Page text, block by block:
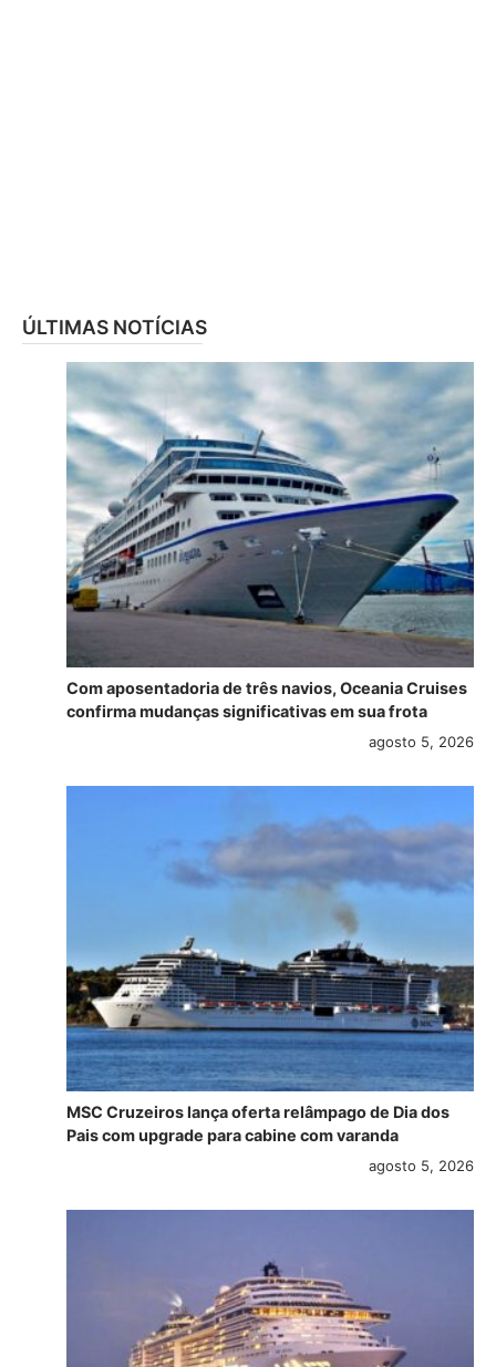
ÚLTIMAS NOTÍCIAS
Com aposentadoria de três navios, Oceania Cruises
confirma mudanças significativas em sua frota
agosto 5, 2026
MSC Cruzeiros lança oferta relâmpago de Dia dos
Pais com upgrade para cabine com varanda
agosto 5, 2026